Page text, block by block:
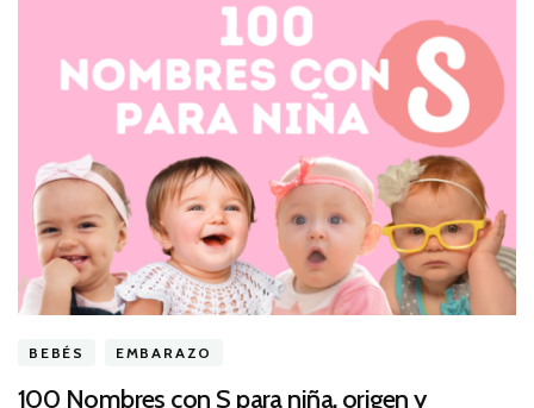
BEBÉS EMBARAZO
100 Nombres con S para niña, origen y